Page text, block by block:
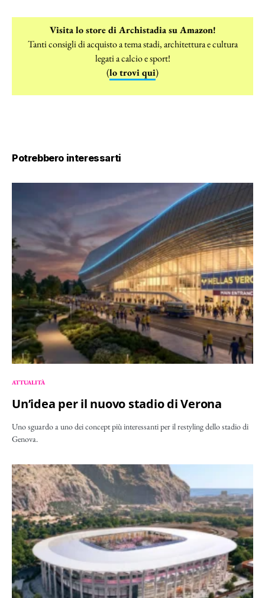
Visita lo store di Archistadia su Amazon!
Tanti consigli di acquisto a tema stadi, architettura e cultura
legati a calcio e sport!
(lo trovi qui)
Potrebbero interessarti
ATTUALITÀ
Un’idea per il nuovo stadio di Verona
Uno sguardo a uno dei concept più interessanti per il restyling dello stadio di
Genova.